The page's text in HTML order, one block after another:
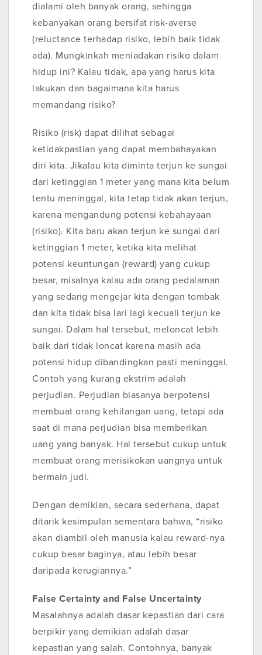
dialami oleh banyak orang, sehingga
kebanyakan orang bersifat risk-averse
(reluctance terhadap risiko, lebih baik tidak
ada). Mungkinkah meniadakan risiko dalam
hidup ini? Kalau tidak, apa yang harus kita
lakukan dan bagaimana kita harus
memandang risiko?
Risiko (risk) dapat dilihat sebagai
ketidakpastian yang dapat membahayakan
diri kita. Jikalau kita diminta terjun ke sungai
dari ketinggian 1 meter yang mana kita belum
tentu meninggal, kita tetap tidak akan terjun,
karena mengandung potensi kebahayaan
(risiko). Kita baru akan terjun ke sungai dari
ketinggian 1 meter, ketika kita melihat
potensi keuntungan (reward) yang cukup
besar, misalnya kalau ada orang pedalaman
yang sedang mengejar kita dengan tombak
dan kita tidak bisa lari lagi kecuali terjun ke
sungai. Dalam hal tersebut, meloncat lebih
baik dari tidak loncat karena masih ada
potensi hidup dibandingkan pasti meninggal.
Contoh yang kurang ekstrim adalah
perjudian. Perjudian biasanya berpotensi
membuat orang kehilangan uang, tetapi ada
saat di mana perjudian bisa memberikan
uang yang banyak. Hal tersebut cukup untuk
membuat orang merisikokan uangnya untuk
bermain judi.
Dengan demikian, secara sederhana, dapat
ditarik kesimpulan sementara bahwa, “risiko
akan diambil oleh manusia kalau reward-nya
cukup besar baginya, atau lebih besar
daripada kerugiannya.”
False Certainty and False Uncertainty
Masalahnya adalah dasar kepastian dari cara
berpikir yang demikian adalah dasar
kepastian yang salah. Contohnya, banyak